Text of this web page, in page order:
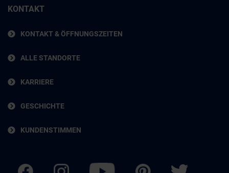
KONTAKT
KONTAKT & ÖFFNUNGSZEITEN
ALLE STANDORTE
KARRIERE
GESCHICHTE
KUNDENSTIMMEN